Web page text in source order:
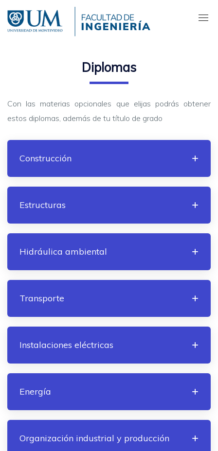
contenido
principal
Diplomas
Con las materias opcionales que elijas podrás obtener
estos diplomas, además de tu título de grado
Construcción
Estructuras
Hidráulica ambiental
Transporte
Instalaciones eléctricas
Energía
Organización industrial y producción